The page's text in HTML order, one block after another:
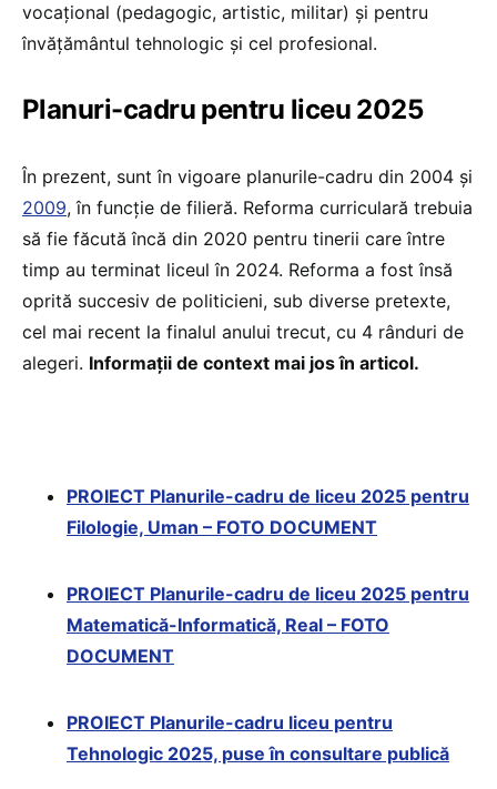
vocațional (pedagogic, artistic, militar) și pentru
învățământul tehnologic și cel profesional.
Planuri-cadru pentru liceu 2025
În prezent, sunt în vigoare planurile-cadru din 2004 și
2009, în funcție de filieră. Reforma curriculară trebuia
să fie făcută încă din 2020 pentru tinerii care între
timp au terminat liceul în 2024. Reforma a fost însă
oprită succesiv de politicieni, sub diverse pretexte,
cel mai recent la finalul anului trecut, cu 4 rânduri de
alegeri. Informații de context mai jos în articol.
PROIECT Planurile-cadru de liceu 2025 pentru
Filologie, Uman – FOTO DOCUMENT
PROIECT Planurile-cadru de liceu 2025 pentru
Matematică-Informatică, Real – FOTO
DOCUMENT
PROIECT Planurile-cadru liceu pentru
Tehnologic 2025, puse în consultare publică